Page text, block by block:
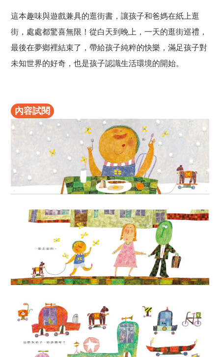
這本趣味與遊戲兼具的逛街書，讓孩子和爸媽在紙上逛
街，處處都驚喜無限！從白天到晚上，一天的逛街巡禮，
最後在夢鄉裡結束了，帶給孩子純粹的快樂，滿足孩子對
未知世界的好奇，也是孩子認識生活環境的開始。
內容試閱